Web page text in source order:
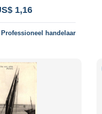
1,16
Professioneel handelaar